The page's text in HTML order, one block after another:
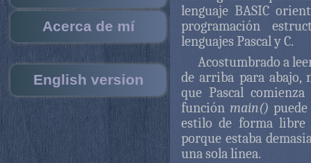
Acerca de mí
English version
lenguaje BASIC
programación
lenguajes Pascal y C.
Acostumbrado a
de arriba para abajo,
que Pascal
función main()
estilo de forma libre
porque estaba
una sola línea.